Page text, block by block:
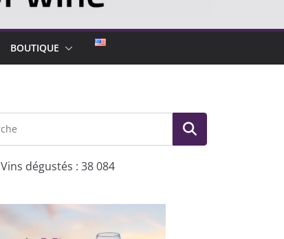
BOUTIQUE
Vins dégustés : 38 084